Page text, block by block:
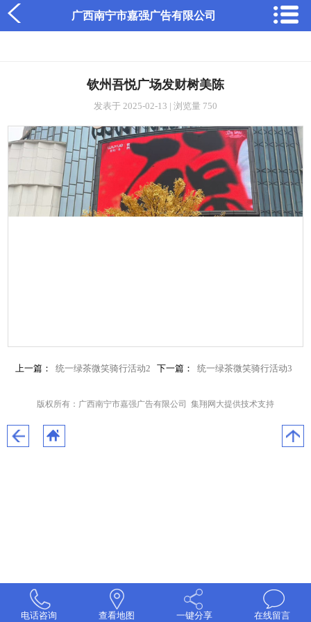
广西南宁市嘉强广告有限公司
钦州吾悦广场发财树美陈
发表于 2025-02-13 | 浏览量 750
上一篇： 统一绿茶微笑骑行活动2 下一篇： 统一绿茶微笑骑行活动3
版权所有：广西南宁市嘉强广告有限公司 集翔网大提供技术支持
电话咨询 查看地图 一键分享 在线留言